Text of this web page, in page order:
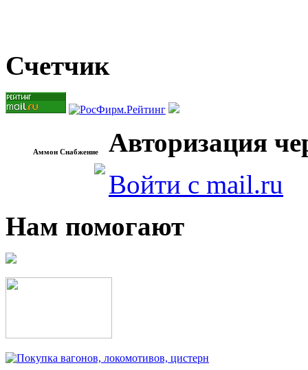
Счетчик
Аммон Снабжение
Авторизация
Войти с mail.ru
Нам помогают